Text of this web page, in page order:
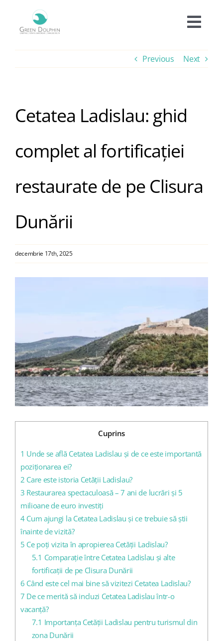
content
Oferte
Experiențe
Facilități
Informații
Blog
Previous Next
Cetatea Ladislau: ghid
complet al fortificației
restaurate de pe Clisura
Dunării
decembrie 17th, 2025
Cuprins
1 Unde se află Cetatea Ladislau și de ce este importantă
poziționarea ei?
2 Care este istoria Cetății Ladislau?
3 Restaurarea spectaculoasă – 7 ani de lucrări și 5
milioane de euro investiți
4Cum ajungi la Cetatea Ladislau și ce trebuie să știi
înainte de vizită?
5 Ce poți vizita în apropierea Cetății Ladislau?
5.1 Comparație între Cetatea Ladislau și alte
fortificații de pe Clisura Dunării
6 Când este cel mai bine să vizitezi Cetatea Ladislau?
7 De ce merită să incluzi Cetatea Ladislau într-o
vacanță?
7.1 Importanța Cetății Ladislau pentru turismul din
zona Dunării